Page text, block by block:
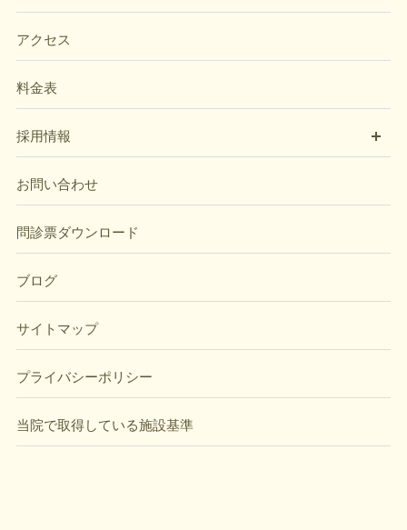
アクセス
料金表
採用情報
お問い合わせ
問診票ダウンロード
ブログ
サイトマップ
プライバシーポリシー
当院で取得している施設基準